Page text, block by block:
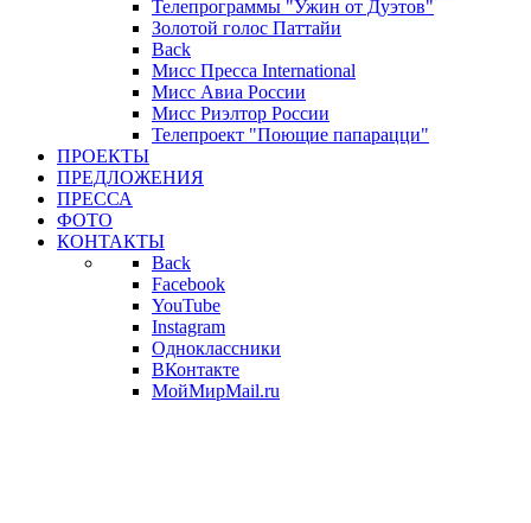
Телепрограммы "Ужин от Дуэтов"
Золотой голос Паттайи
Back
Мисс Пресса International
Мисс Авиа России
Мисс Риэлтор России
Телепроект "Поющие папарацци"
ПРОЕКТЫ
ПРЕДЛОЖЕНИЯ
ПРЕССА
ФОТО
КОНТАКТЫ
Back
Facebook
YouTube
Instagram
Одноклассники
ВКонтакте
МойМирMail.ru